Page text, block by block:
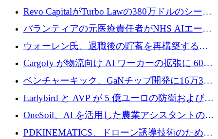
で成長を促進
Revo CapitalがTurbo Lawの380万ドルのシード
ラウンドを主導し、訴訟プラットフォームを
パランティアの元医療責任者がNHS AIエージ
ェントの立ち上げに1,000万ポンドを調達
ウォーレン氏、退職後の貯蓄を再構築するた
めに1,000万ユーロを調達
Cargofy が物流向け AI ワーカーの拡張に 600
万ドルを獲得
ベンチャーキック、GaNチップ開発に16万3千
ユーロでMinisaを支援
Earlybird と AVP が 5 億ユーロの防衛および二
重用途の成長基金である E2D を立ち上げる
OneSoil、AI を活用した農業アシスタントの拡
大に​​ 100 万ユーロを確保
PDKINEMATICS、ドローン誘導技術のために